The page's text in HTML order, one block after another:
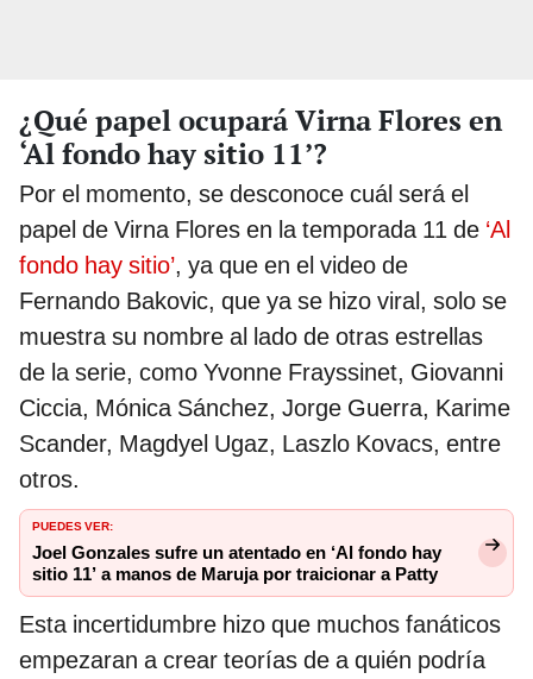
¿Qué papel ocupará Virna Flores en
‘Al fondo hay sitio 11’?
Por el momento, se desconoce cuál será el
papel de Virna Flores en la temporada 11 de ‘Al
fondo hay sitio’, ya que en el video de
Fernando Bakovic, que ya se hizo viral, solo se
muestra su nombre al lado de otras estrellas
de la serie, como Yvonne Frayssinet, Giovanni
Ciccia, Mónica Sánchez, Jorge Guerra, Karime
Scander, Magdyel Ugaz, Laszlo Kovacs, entre
otros.
PUEDES VER:
Joel Gonzales sufre un atentado en ‘Al fondo hay
sitio 11’ a manos de Maruja por traicionar a Patty
Esta incertidumbre hizo que muchos fanáticos
empezaran a crear teorías de a quién podría